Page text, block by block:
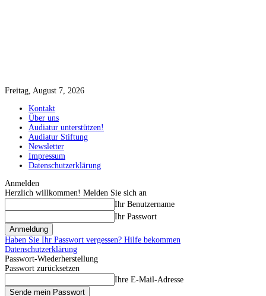
Freitag, August 7, 2026
Kontakt
Über uns
Audiatur unterstützen!
Audiatur Stiftung
Newsletter
Impressum
Datenschutzerklärung
Anmelden
Herzlich willkommen! Melden Sie sich an
Ihr Benutzername
Ihr Passwort
Haben Sie Ihr Passwort vergessen? Hilfe bekommen
Datenschutzerklärung
Passwort-Wiederherstellung
Passwort zurücksetzen
Ihre E-Mail-Adresse